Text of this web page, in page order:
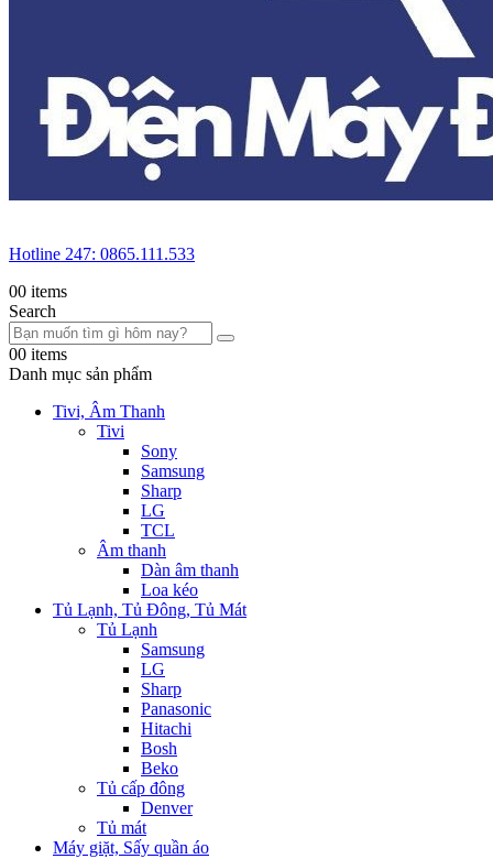
Hotline 247: 0865.111.533
00 items
Search
00 items
Danh mục sản phẩm
Tivi, Âm Thanh
Tivi
Sony
Samsung
Sharp
LG
TCL
Âm thanh
Dàn âm thanh
Loa kéo
Tủ Lạnh, Tủ Đông, Tủ Mát
Tủ Lạnh
Samsung
LG
Sharp
Panasonic
Hitachi
Bosh
Beko
Tủ cấp đông
Denver
Tủ mát
Máy giặt, Sấy quần áo